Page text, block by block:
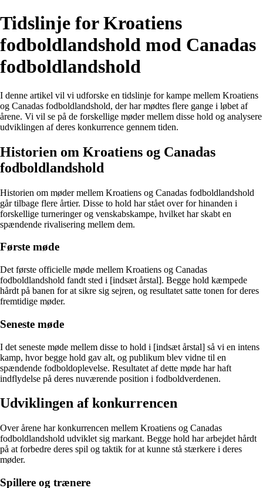
Tidslinje for Kroatiens
fodboldlandshold mod Canadas
fodboldlandshold
I denne artikel vil vi udforske en tidslinje for kampe mellem Kroatiens
og Canadas fodboldlandshold, der har mødtes flere gange i løbet af
årene. Vi vil se på de forskellige møder mellem disse hold og analysere
udviklingen af deres konkurrence gennem tiden.
Historien om Kroatiens og Canadas
fodboldlandshold
Historien om møder mellem Kroatiens og Canadas fodboldlandshold
går tilbage flere årtier. Disse to hold har stået over for hinanden i
forskellige turneringer og venskabskampe, hvilket har skabt en
spændende rivalisering mellem dem.
Første møde
Det første officielle møde mellem Kroatiens og Canadas
fodboldlandshold fandt sted i [indsæt årstal]. Begge hold kæmpede
hårdt på banen for at sikre sig sejren, og resultatet satte tonen for deres
fremtidige møder.
Seneste møde
I det seneste møde mellem disse to hold i [indsæt årstal] så vi en intens
kamp, hvor begge hold gav alt, og publikum blev vidne til en
spændende fodboldoplevelse. Resultatet af dette møde har haft
indflydelse på deres nuværende position i fodboldverdenen.
Udviklingen af konkurrencen
Over årene har konkurrencen mellem Kroatiens og Canadas
fodboldlandshold udviklet sig markant. Begge hold har arbejdet hårdt
på at forbedre deres spil og taktik for at kunne stå stærkere i deres
møder.
Spillere og trænere